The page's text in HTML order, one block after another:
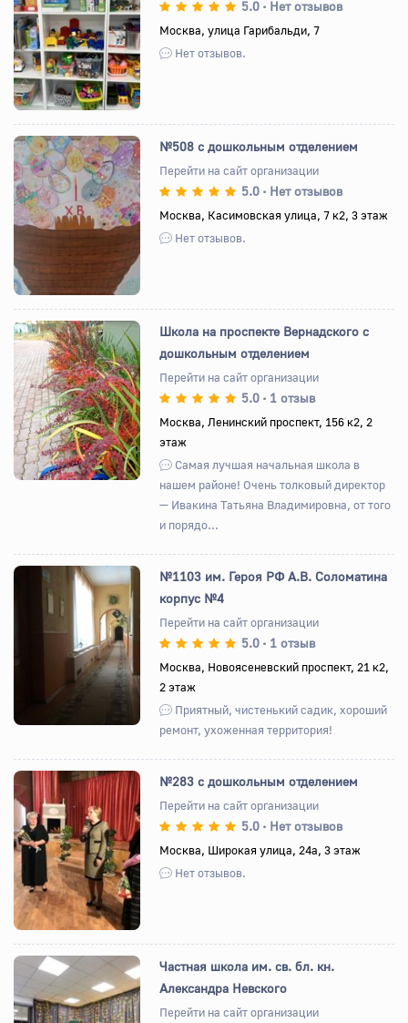
Назад Вперед
5.0 • Нет отзывов
Москва, улица Гарибальди, 7
Нет отзывов.
Назад Вперед
№508 с дошкольным отделением
Перейти на сайт организации
5.0 • Нет отзывов
Москва, Касимовская улица, 7 к2, 3 этаж
Нет отзывов.
Назад Вперед
Школа на проспекте Вернадского с
дошкольным отделением
Перейти на сайт организации
5.0 • 1 отзыв
Москва, Ленинский проспект, 156 к2, 2
этаж
Самая лучшая начальная школа в
нашем районе! Очень толковый директор
— Ивакина Татьяна Владимировна, от того
и порядо...
Вперед
№1103 им. Героя РФ А.В. Соломатина
корпус №4
Перейти на сайт организации
5.0 • 1 отзыв
Москва, Новоясеневский проспект, 21 к2,
2 этаж
Приятный, чистенький садик, хороший
ремонт, ухоженная территория!
Назад Вперед
№283 с дошкольным отделением
Перейти на сайт организации
5.0 • Нет отзывов
Москва, Широкая улица, 24а, 3 этаж
Нет отзывов.
Частная школа им. св. бл. кн.
Александра Невского
Перейти на сайт организации